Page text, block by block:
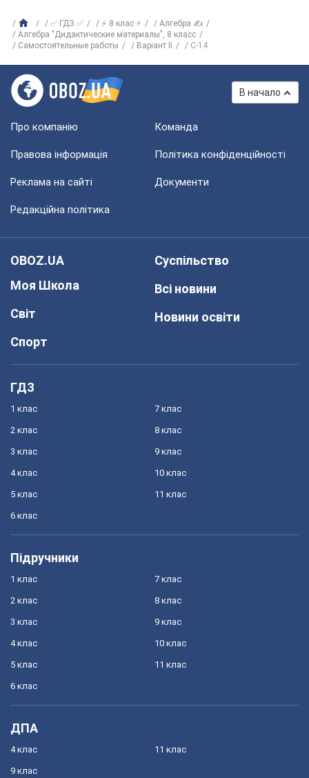
✅ ГДЗ ✅ ⚡ 8 клас ⚡
Алгебра ✍
Алгебра "Дидактические материалы", 8 класс
Самостоятельные работы
Варіант II C-14
В начало
Про компанію Команда
Правова інформація Політика конфіденційності
Реклама на сайті Документи
Редакційна політика
OBOZ.UA
Моя Школа
Світ
Спорт
Суспільство
Всі новини
Новини освіти
ГДЗ
1 клас
2 клас
3 клас
4 клас
5 клас
6 клас
7 клас
8 клас
9 клас
10 клас
11 клас
Підручники
1 клас
2 клас
3 клас
4 клас
5 клас
6 клас
7 клас
8 клас
9 клас
10 клас
11 клас
ДПА
4 клас
9 клас
11 клас